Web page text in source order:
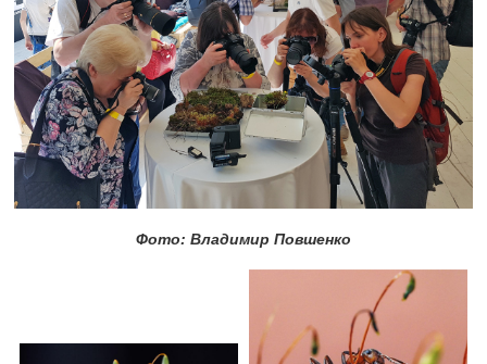
Фото: Владимир Повшенко